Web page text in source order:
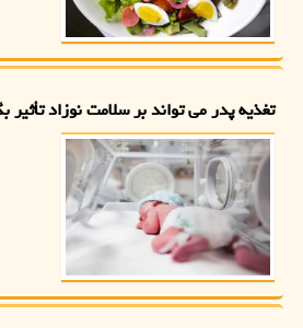
تغذیه پدر می تواند بر سلامت نوزاد تأثیر